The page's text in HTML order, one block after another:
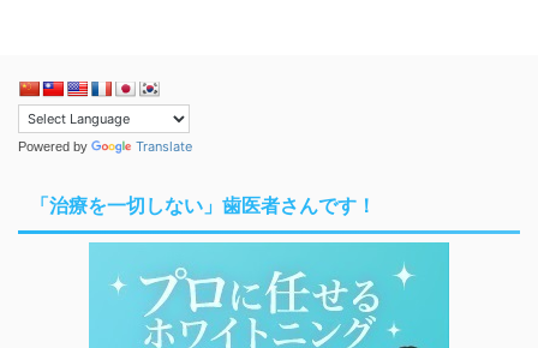
Powered by Translate
「治療を一切しない」歯医者さんです！